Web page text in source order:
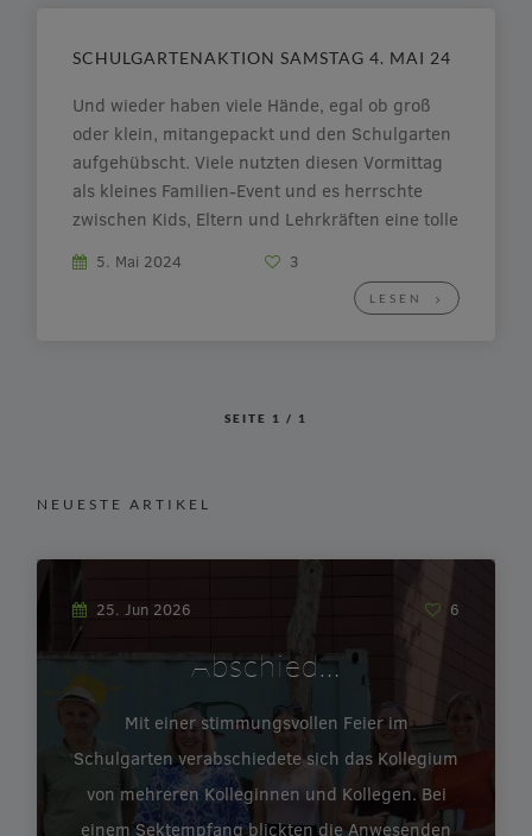
LESEN
SCHULGARTENAKTION SAMSTAG 4. MAI 24
Und wieder haben viele Hände, egal ob groß
oder klein, mitangepackt und den Schulgarten
aufgehübscht. Viele nutzten diesen Vormittag
als kleines Familien-Event und es herrschte
zwischen Kids, Eltern und Lehrkräften eine tolle
hat einen Rahmen bekommen und hängt jetzt
direkt am Eingang. Baumstämme wurden mit
5. Mai 2024 3
SEITE 1 / 1
NEUESTE ARTIKEL
25. Jun 2026 6
Abschied…
Mit einer stimmungsvollen Feier im
Schulgarten verabschiedete sich das Kollegium
von mehreren Kolleginnen und Kollegen. Bei
einem Sektempfang blickten die Anwesenden